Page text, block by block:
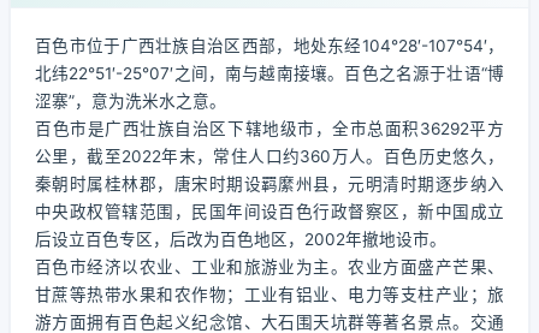
百色市位于广西壮族自治区西部，地处东经104°28′-107°54′，
北纬22°51′-25°07′之间，南与越南接壤。百色之名源于壮语“博
涩寨”，意为洗米水之意。
百色市是广西壮族自治区下辖地级市，全市总面积36292平方
公里，截至2022年末，常住人口约360万人。百色历史悠久，
秦朝时属桂林郡，唐宋时期设羁縻州县，元明清时期逐步纳入
中央政权管辖范围，民国年间设百色行政督察区，新中国成立
后设立百色专区，后改为百色地区，2002年撤地设市。
百色市经济以农业、工业和旅游业为主。农业方面盛产芒果、
甘蔗等热带水果和农作物；工业有铝业、电力等支柱产业；旅
游方面拥有百色起义纪念馆、大石围天坑群等著名景点。交通